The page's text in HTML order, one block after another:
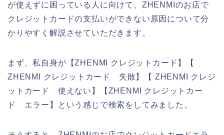
が使えずに困っている人に向けて、ZHENMIのお店で
クレジットカードの支払いができない原因について分
かりやすく解説させていただきます。
まず、私自身が【ZHENMI クレジットカード】【
ZHENMI クレジットカード 失敗】【 ZHENMI クレジ
ットカード 使えない】【ZHENMI クレジットカー
ド エラー】という感じで検索をしてみました。